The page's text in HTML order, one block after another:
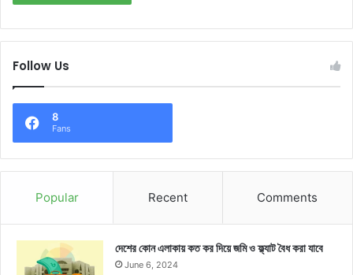
Follow Us
8
Fans
Popular Recent Comments
দেশের কোন এলাকায় কত কর দিয়ে জমি ও ফ্ল্যাট বৈধ করা যাবে
June 6, 2024